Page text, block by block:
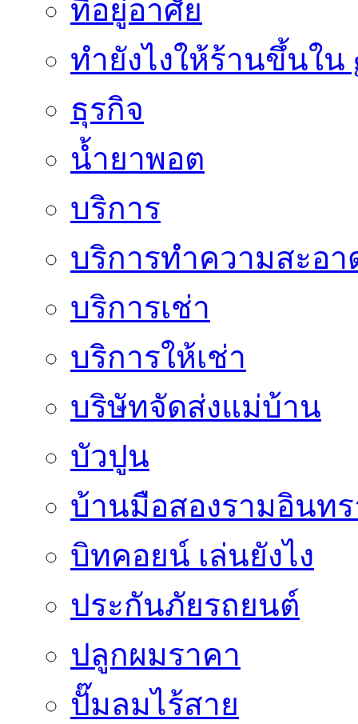
ที่อยู่อาศัย
ทํายังไงให้ร้านขึ้นใน
ธุรกิจ
น้ำยาพอต
บริการ
บริการทำความสะอา
บริการเช่า
บริการให้เช่า
บริษัทจัดส่งแม่บ้าน
บัวปูน
บ้านมือสองรามอินท
บิทคอยน์ เล่นยังไง
ประกันภัยรถยนต์
ปลูกผมราคา
ปั๊มลมไร้สาย